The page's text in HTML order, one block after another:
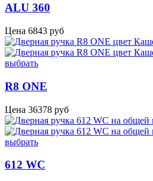
ALU 360
Цена 6843 руб
выбрать
R8 ONE
Цена 36378 руб
выбрать
612 WC